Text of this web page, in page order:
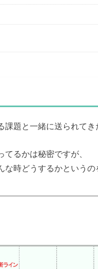
題と一緒に送られてき
るかは秘密ですが、
時どうするかというの